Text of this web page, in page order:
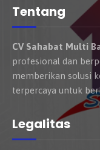
Tentang
CV Sahabat Multi
profesional dan
memberikan solusi
terpercaya untuk
Legalitas